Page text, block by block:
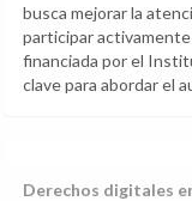
busca mejorar la
participar
financiada por el
clave para abordar el
Derechos digitales